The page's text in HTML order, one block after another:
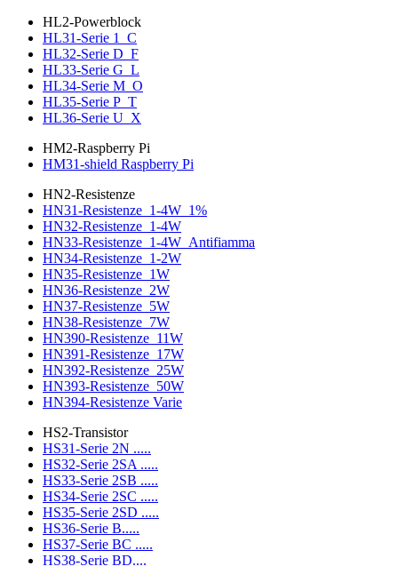
HL2-Powerblock
HL31-Serie 1_C
HL32-Serie D_F
HL33-Serie G_L
HL34-Serie M_O
HL35-Serie P_T
HL36-Serie U_X
HM2-Raspberry Pi
HM31-shield Raspberry Pi
HN2-Resistenze
HN31-Resistenze_1-4W_1%
HN32-Resistenze_1-4W
HN33-Resistenze_1-4W_Antifiamma
HN34-Resistenze_1-2W
HN35-Resistenze_1W
HN36-Resistenze_2W
HN37-Resistenze_5W
HN38-Resistenze_7W
HN390-Resistenze_11W
HN391-Resistenze_17W
HN392-Resistenze_25W
HN393-Resistenze_50W
HN394-Resistenze Varie
HS2-Transistor
HS31-Serie 2N .....
HS32-Serie 2SA .....
HS33-Serie 2SB .....
HS34-Serie 2SC .....
HS35-Serie 2SD .....
HS36-Serie B.....
HS37-Serie BC .....
HS38-Serie BD....